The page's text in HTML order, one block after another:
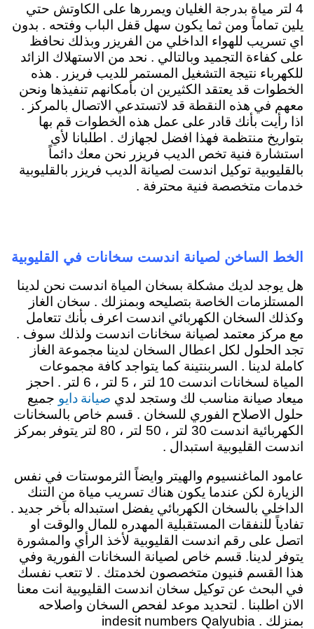
4 لتر مياة بدرجة الغليان ويمررها على الكاوتش حتي
يلين تماماً ومن ثما يكون سهل قفل الباب وفتحه . بدون
اي تسريب للهواء الداخلي من الفريزر وبذلك نحافظ
على كفاءة التجميد وبالتالي . نحد من الاستهلاك الزائد
للكهرباء نتيجة التشغيل المستمر للديب فريزر . هذه
الخطوات قد يعتقد الكثيرين ان بأمكانهم تنفيذها ونحن
معهم في هذه النقطة قد لاتستدعي الاتصال بالمركز .
اذا رأيت بأنك قادر على عمل هذه الخطوات قم بها
بتواريخ منتظمة فهذا افضل لجهازك . اطلبانا لأي
استشارة فنية تخص الديب فريزر نحن معك دائماً
بالقليوبية توكيل اندست لصيانة الديب فريزر بالقليوبية
خدمات متخصصة فنية محترفة .
الخط الساخن لصيانة اندست سخانات في القليوبية
هل يوجد لديك مشكلة بسخان المياة اندست نحن لدينا
المستلزمات الخاصة بتصليحه وبمنزلك . سخان الغاز
وكذلك السخان الكهربائي اندست اعرف بأنك تتعامل
مع مركز معتمد لصيانة سخانات اندست ولذلك سوف .
تجد الحلول لكل اعطال السخان لدينا مجموعة الغاز
كاملة لدينا . السربنتينة كما يتواجد كافة مجموعات
المياة لسخانات اندست 10 لتر ، 5 لتر ، 6 لتر . احجز
ميعاد صيانة مناسب لك وستجد لدي صيانة دايو جميع
حلول الاصلاح الفوري للسخان . قسم خاص بالسخانات
الكهربائية اندست 30 لتر ، 50 لتر ، 80 لتر يتوفر بمركز
اندست القليوبية استبدال .
عامود الماغنسيوم والهيتر وايضاً الثرموستات في نفس
الزيارة لكن عندما يكون هناك تسريب مياة من التنك
الداخلي بالسخان الكهربائي يفضل استبداله باَخر جديد .
تفادياً للنفقات المستقبلية المهدره للمال والوقت او
اتصل على رقم اندست القليوبية لأخذ الرأي والمشورة
يتوفر لدينا. قسم خاص لصيانة السخانات الفورية وفي
هذا القسم فنيون متخصصون لخدمتك . لا تتعب نفسك
في البحث عن توكيل سخان اندست القليوبية انت معنا
الان اطلبنا . لتحديد موعد لفحص السخان واصلاحه
بمنزلك . indesit numbers Qalyubia